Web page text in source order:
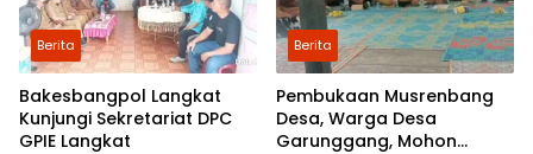
Berita
Bakesbangpol Langkat
Kunjungi Sekretariat DPC
GPIE Langkat
Berita
Pembukaan Musrenbang
Desa, Warga Desa
Garunggang, Mohon